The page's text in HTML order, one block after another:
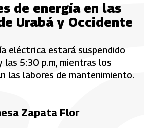
de energía en las
Urabá y Occidente
eléctrica estará suspendido
las 5:30 p.m, mientras los
las labores de mantenimiento.
Zapata Flor